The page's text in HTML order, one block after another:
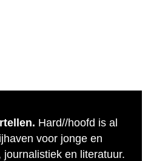
Hard//hoofd is al
voor jonge en
en literatuur.